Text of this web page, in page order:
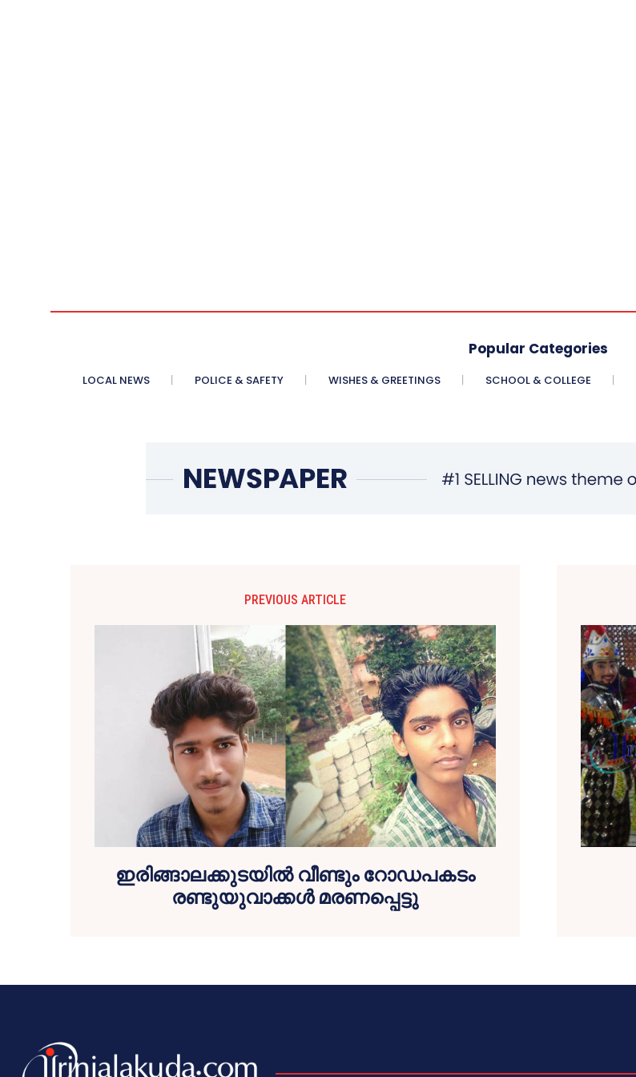
Popular Categories
LOCAL NEWS POLICE & SAFETY WISHES & GREETINGS SCHOOL & COLLEGE
PREVIOUS ARTICLE
ഇരിങ്ങാലക്കുടയില്‍ വീണ്ടും റോഡപകടം
രണ്ടുയുവാക്കള്‍ മരണപ്പെട്ടു